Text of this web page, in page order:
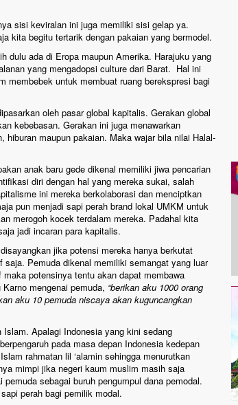
sisi keviralan ini juga memiliki sisi gelap ya.
kita begitu tertarik dengan pakaian yang bermodel.
dulu ada di Eropa maupun Amerika. Harajuku yang
yang mengadopsi culture dari Barat. Hal ini
membebek untuk membuat ruang berekspresi bagi
oleh pasar global kapitalis. Gerakan global
kebebasan. Gerakan ini juga menawarkan
maupun pakaian. Maka wajar bila nilai Halal-
anak baru gede dikenal memiliki jiwa pencarian
diri dengan hal yang mereka sukai, salah
ini mereka berkolaborasi dan menciptkan
pun menjadi sapi perah brand lokal UMKM untuk
merogoh kocek terdalam mereka. Padahal kita
jadi incaran para kapitalis.
jika potensi mereka hanya berkutat
Pemuda dikenal memiliki semangat yang luar
potensinya tentu akan dapat membawa
mengenai pemuda, “berikan aku 1000 orang
aku 10 pemuda niscaya akan kuguncangkan
Apalagi Indonesia yang kini sedang
pada masa depan Indonesia kedepan
rahmatan lil ‘alamin sehingga menurutkan
mimpi jika negeri kaum muslim masih saja
sebagai buruh pengumpul dana pemodal.
perah bagi pemilik modal.